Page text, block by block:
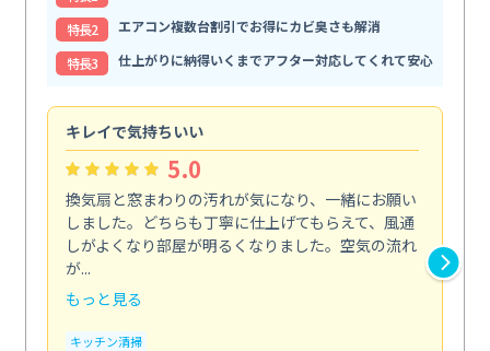
特⻑2
エアコン複数台割引でお得にカビ臭さも解消
特⻑3
仕上がりに納得いくまでアフター対応してくれて安心
キレイで気持ちいい
5.0
換気扇と窓まわりの汚れが気になり、一緒にお願い
しました。どちらも丁寧に仕上げてもらえて、風通
しがよくなり部屋が明るくなりました。空気の流れ
が...
もっと見る
キッチン清掃